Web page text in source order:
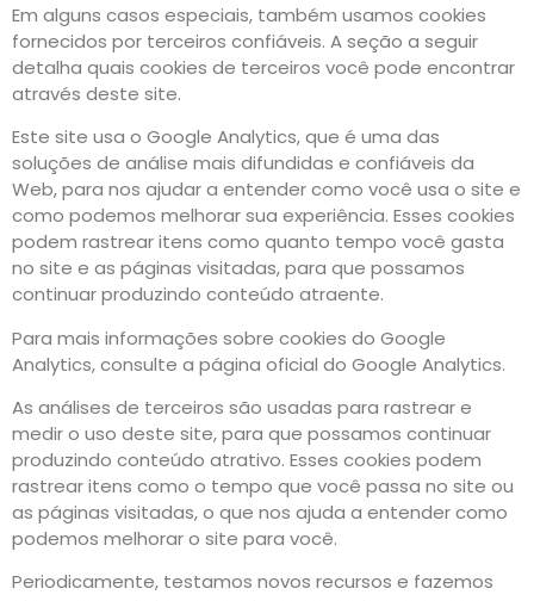
Em alguns casos especiais, também usamos cookies
fornecidos por terceiros confiáveis. A seção a seguir
detalha quais cookies de terceiros você pode encontrar
através deste site.
Este site usa o Google Analytics, que é uma das
soluções de análise mais difundidas e confiáveis da
Web, para nos ajudar a entender como você usa o site e
como podemos melhorar sua experiência. Esses cookies
podem rastrear itens como quanto tempo você gasta
no site e as páginas visitadas, para que possamos
continuar produzindo conteúdo atraente.
Para mais informações sobre cookies do Google
Analytics, consulte a página oficial do Google Analytics.
As análises de terceiros são usadas para rastrear e
medir o uso deste site, para que possamos continuar
produzindo conteúdo atrativo. Esses cookies podem
rastrear itens como o tempo que você passa no site ou
as páginas visitadas, o que nos ajuda a entender como
podemos melhorar o site para você.
Periodicamente, testamos novos recursos e fazemos